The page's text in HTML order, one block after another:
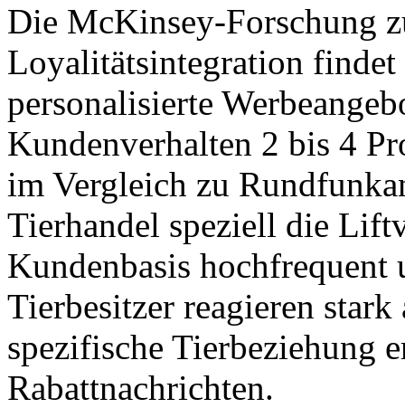
Die McKinsey-Forschung
Loyalitätsintegration findet
personalisierte
Kundenverhalten 2 bis 4
im Vergleich zu
Tierhandel speziell die
Kundenbasis
Tierbesitzer reagieren
spezifische Tierbeziehung
Rabattnachrichten.